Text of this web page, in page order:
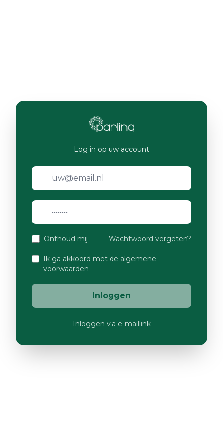
Log in op uw account
Onthoud mij Wachtwoord vergeten?
Ik ga akkoord met de algemene
voorwaarden
Inloggen
Inloggen via e-maillink